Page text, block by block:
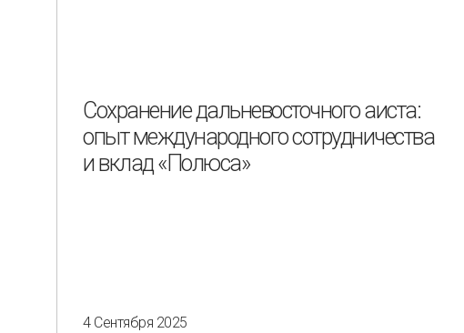
Сохранение дальневосточного аиста:
опыт международного сотрудничества
и вклад «Полюса»
4 Сентября 2025